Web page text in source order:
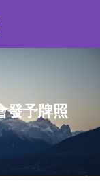
發予牌照